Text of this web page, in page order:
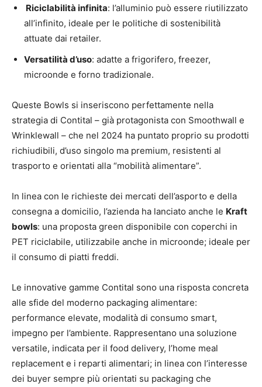
Riciclabilità infinita: l’alluminio può essere riutilizzato
all’infinito, ideale per le politiche di sostenibilità
attuate dai retailer.
Versatilità d’uso: adatte a frigorifero, freezer,
microonde e forno tradizionale.
Queste Bowls si inseriscono perfettamente nella
strategia di Contital – già protagonista con Smoothwall e
Wrinklewall – che nel 2024 ha puntato proprio su prodotti
richiudibili, d’uso singolo ma premium, resistenti al
trasporto e orientati alla “mobilità alimentare”.
In linea con le richieste dei mercati dell’asporto e della
consegna a domicilio, l’azienda ha lanciato anche le Kraft
bowls: una proposta green disponibile con coperchi in
PET riciclabile, utilizzabile anche in microonde; ideale per
il consumo di piatti freddi.
Le innovative gamme Contital sono una risposta concreta
alle sfide del moderno packaging alimentare:
performance elevate, modalità di consumo smart,
impegno per l’ambiente. Rappresentano una soluzione
versatile, indicata per il food delivery, l’home meal
replacement e i reparti alimentari; in linea con l’interesse
dei buyer sempre più orientati su packaging che